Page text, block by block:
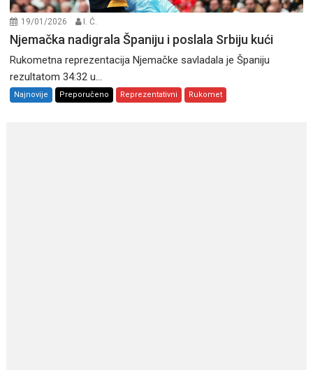
19/01/2026 I. Ć.
Njemačka nadigrala Španiju i poslala Srbiju kući
Rukometna reprezentacija Njemačke savladala je Španiju
rezultatom 34:32 u...
Najnovije Preporučeno Reprezentativni Rukomet